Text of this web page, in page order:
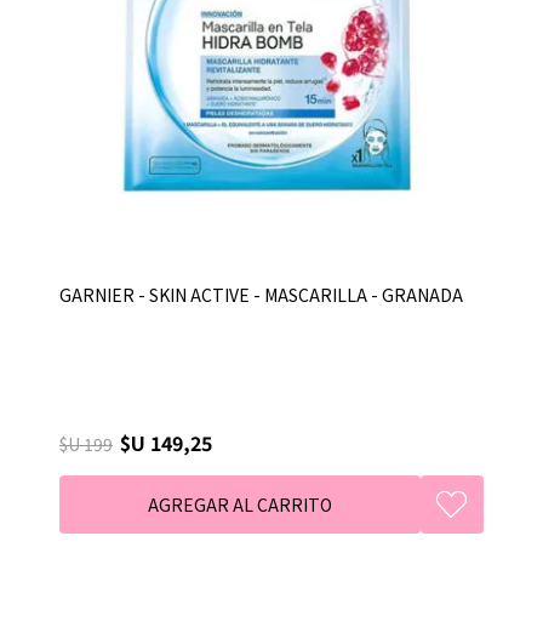
GARNIER - SKIN ACTIVE - MASCARILLA - GRANADA
$U 199 $U 149,25